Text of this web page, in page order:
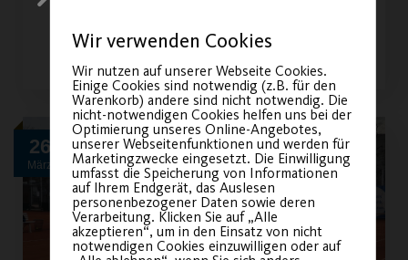
WEITERLESEN
26
März
Wir verwenden Cookies
Wir nutzen auf unserer Webseite Cookies.
Einige Cookies sind notwendig (z.B. für den
Warenkorb) andere sind nicht notwendig. Die
nicht-notwendigen Cookies helfen uns bei der
Optimierung unseres Online-Angebotes,
unserer Webseitenfunktionen und werden für
Marketingzwecke eingesetzt. Die Einwilligung
umfasst die Speicherung von Informationen
auf Ihrem Endgerät, das Auslesen
personenbezogener Daten sowie deren
Verarbeitung. Klicken Sie auf „Alle
akzeptieren“, um in den Einsatz von nicht
notwendigen Cookies einzuwilligen oder auf
Sichere dir
dein Ticket für